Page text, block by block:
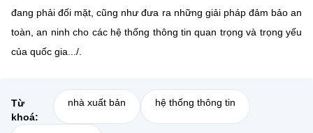
đang phải đối mặt, cũng như đưa ra những giải pháp đảm bảo an
toàn, an ninh cho các hệ thống thông tin quan trọng và trọng yếu
của quốc gia.../.
Từ
khoá:
nhà xuất bản hệ thống thông tin